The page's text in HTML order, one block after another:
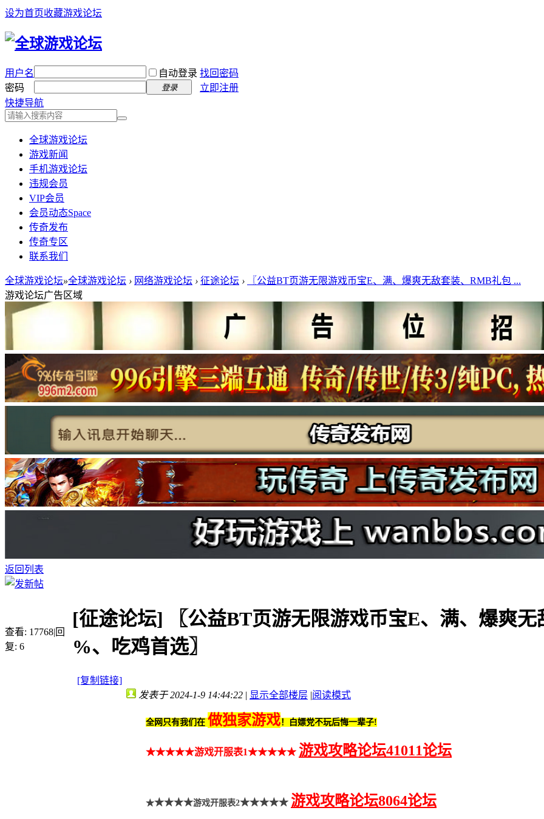
设为首页收藏游戏论坛
用户名 自动登录 找回密码
密码
登录
立即注册
快捷导航
全球游戏论坛
游戏新闻
手机游戏论坛
违规会员
VIP会员
会员动态Space
传奇发布
传奇专区
联系我们
全球游戏论坛»全球游戏论坛 › 网络游戏论坛 › 征途论坛 ›
〖公益BT页游无限游戏币宝E、满、爆爽无敌套装、RMB礼包 ...
游戏论坛广告区域
返回列表
查看: 17768|回
复: 6
[征途论坛]
〖公益BT页游无限游戏币宝E、满、爆爽
%、吃鸡首选〗
[复制链接]
发表于 2024-1-9 14:44:22 | 显示全部楼层 |阅读模式
全网只有我们在 做独家游戏！白嫖党不玩后悔一辈子!
★★★★★游戏开服表1★★★★★ 游戏攻略论坛41011论坛
★★★★★游戏开服表2★★★★★ 游戏攻略论坛8064论坛